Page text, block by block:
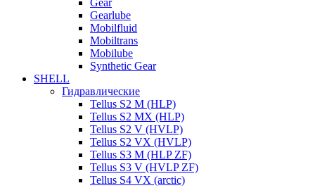
Gear
Gearlube
Mobilfluid
Mobiltrans
Mobilube
Synthetic Gear
SHELL
Гидравлические
Tellus S2 M (HLP)
Tellus S2 MХ (HLP)
Tellus S2 V (HVLP)
Tellus S2 VX (HVLP)
Tellus S3 M (HLP ZF)
Tellus S3 V (HVLP ZF)
Tellus S4 VX (arctic)